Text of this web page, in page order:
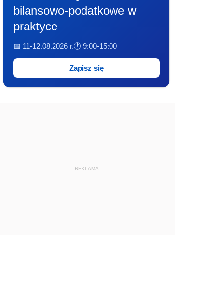
bilansowo-podatkowe w
praktyce
📅 11-12.08.2026 r.🕐 9:00-15:00
Zapisz się
REKLAMA